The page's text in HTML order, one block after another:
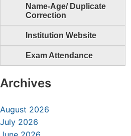
Name-Age/ Duplicate
Correction
Institution Website
Exam Attendance
Archives
August 2026
July 2026